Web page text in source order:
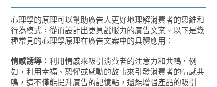
心理學的原理可以幫助廣告人更好地理解消費者的思維和
行為模式，從而設計出更具說服力的廣告文案。以下是幾
種常見的心理學原理在廣告文案中的具體應用：
情感誘導：利用情感來吸引消費者的注意力和共鳴。例
如，利用幸福、恐懼或感動的故事來引發消費者的情感共
鳴，這不僅能提升廣告的記憶點，還能增强產品的吸引